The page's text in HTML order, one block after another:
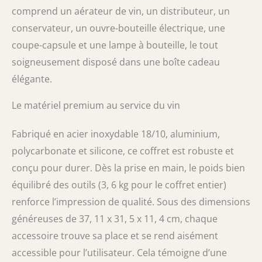
supérieure. Cet ajout artistique apporte
chaleur et sophistication à n'importe quel
bar, salle à manger ou salon, transformant
les espaces ordinaires en retraites élégantes.
C'est un cadeau qui allie goût et ambiance,
assurant que chaque verre versé se sent
voyage du vin : pour améliorer encore son
attrait cadeau, l'ensemble Premior comprend
téléchargeable. Des notes de dégustation
d'experts et des conseils de sélection de vins
ressource transforme un beau cadeau en
une expérience immersive et éducative, un
geste inestimable qui montre que vous avez
vraiment pensé à tout. Le cadeau parfait
pour toutes les occasions : présenté dans
une boîte élégante, prête à offrir, l'ensemble
Premior fait une déclaration dès le début.
Son emballage haut de gamme, orné de
comprend un aérateur de vin, un distributeur, un
conservateur, un ouvre-bouteille électrique, une
coupe-capsule et une lampe à bouteille, le tout
soigneusement disposé dans une boîte cadeau
élégante.
Le matériel premium au service du vin
Fabriqué en acier inoxydable 18/10, aluminium,
polycarbonate et silicone, ce coffret est robuste et
conçu pour durer. Dès la prise en main, le poids bien
équilibré des outils (3, 6 kg pour le coffret entier)
renforce l’impression de qualité. Sous des dimensions
généreuses de 37, 11 x 31, 5 x 11, 4 cm, chaque
accessoire trouve sa place et se rend aisément
accessible pour l’utilisateur. Cela témoigne d’une